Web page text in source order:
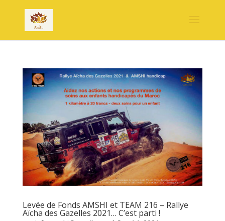
Levée de Fonds AMSHI et TEAM 216 – Rallye
Aïcha des Gazelles 2021… C’est parti !